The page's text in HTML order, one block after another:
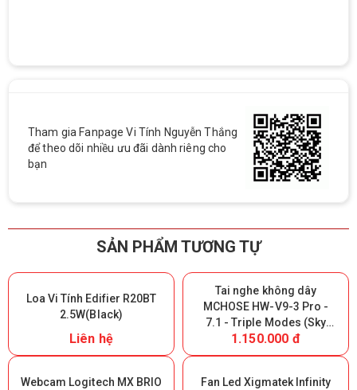
Tham gia Fanpage Vi Tính Nguyễn Thắng
để theo dõi nhiều ưu đãi dành riêng cho
bạn
SẢN PHẨM TƯƠNG TỰ
Loa Vi Tính Edifier R20BT
2.5W(Black)
Liên hệ
Tai nghe không dây
MCHOSE HW-V9-3 Pro -
7.1 - Triple Modes (Sky
White) (Giữ lại Box để bảo
hành)
1.150.000 đ
Webcam Logitech MX BRIO
Fan Led Xigmatek Infinity